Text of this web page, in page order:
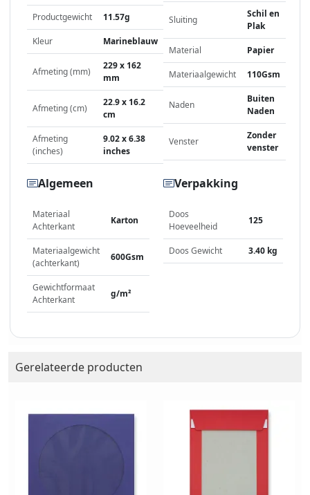
Productgewicht 11.57g
Kleur Marineblauw
Afmeting (mm)
229 x 162
mm
Afmeting (cm)
22.9 x 16.2
cm
Afmeting
(inches)
9.02 x 6.38
inches
Sluiting
Schil en
Plak
Material Papier
Materiaalgewicht 110Gsm
Naden
Buiten
Naden
Venster
Zonder
venster
Algemeen
Materiaal
Achterkant
Karton
Materiaalgewicht
(achterkant)
600Gsm
Gewichtformaat
Achterkant
g/m²
Verpakking
Doos
Hoeveelheid
125
Doos Gewicht 3.40 kg
Gerelateerde producten